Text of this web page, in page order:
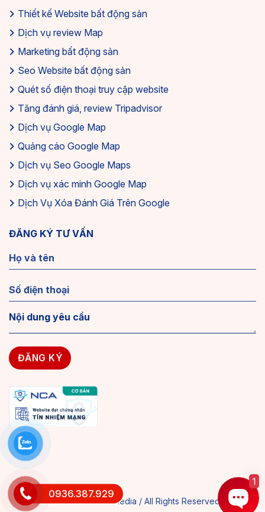
Thiết kế Website bất động sản
Dịch vụ review Map
Marketing bất động sản
Seo Website bất động sản
Quét số điện thoại truy cập website
Tăng đánh giá, review Tripadvisor
Dịch vụ Google Map
Quảng cáo Google Map
Dịch vụ Seo Google Maps
Dịch vụ xác minh Google Map
Dịch Vụ Xóa Đánh Giá Trên Google
ĐĂNG KÝ TƯ VẤN
© 2018 MAXWEB Media / All Rights Reserved.
0936.387.929
1